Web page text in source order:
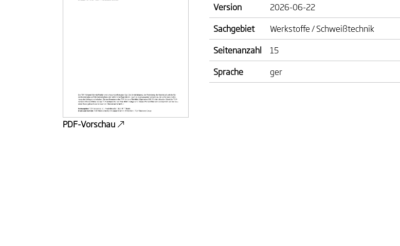
PDF-Vorschau
Version
2026-06-22
Sachgebiet
Werkstoffe / Schweißtechnik
Seitenanzahl
15
Sprache
ger